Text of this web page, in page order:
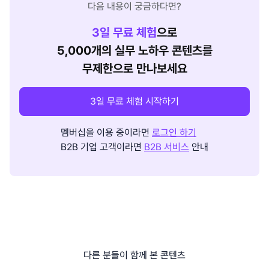
다음 내용이 궁금하다면?
3일 무료 체험으로
5,000개의 실무 노하우 콘텐츠를
무제한으로 만나보세요
3일 무료 체험 시작하기
멤버십을 이용 중이라면 로그인 하기
B2B 기업 고객이라면 B2B 서비스 안내
다른 분들이 함께 본 콘텐츠